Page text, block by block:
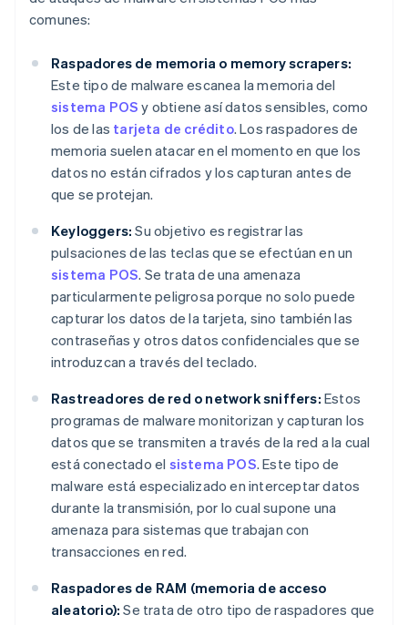
comunes:
Raspadores de memoria o memory scrapers:
Este tipo de malware escanea la memoria del
sistema POS y obtiene así datos sensibles, como
los de las tarjeta de crédito. Los raspadores de
memoria suelen atacar en el momento en que los
datos no están cifrados y los capturan antes de
que se protejan.
Keyloggers: Su objetivo es registrar las
pulsaciones de las teclas que se efectúan en un
sistema POS. Se trata de una amenaza
particularmente peligrosa porque no solo puede
capturar los datos de la tarjeta, sino también las
contraseñas y otros datos confidenciales que se
introduzcan a través del teclado.
Rastreadores de red o network sniffers: Estos
programas de malware monitorizan y capturan los
datos que se transmiten a través de la red a la cual
está conectado el sistema POS. Este tipo de
malware está especializado en interceptar datos
durante la transmisión, por lo cual supone una
amenaza para sistemas que trabajan con
transacciones en red.
Raspadores de RAM (memoria de acceso
aleatorio): Se trata de otro tipo de raspadores que